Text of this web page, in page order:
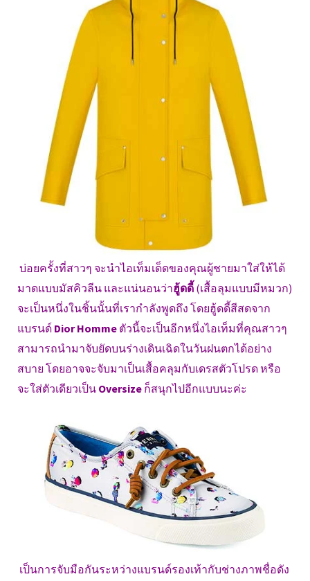
บ่อยครั้งที่สาวๆ จะนำไอเท็มเด็ดของคุณผู้ชายมาใส่ให้ได้
มาดแบบมัสคิวลีน และแน่นอนว่าฮู้ดดี้ (เสื้อลุมแบบมีหมวก)
จะเป็นหนึ่งในชิ้นนั้นที่เรากำลังพูดถึง โดยฮู้ดดี้สีสดจาก
แบรนด์ Dior Homme ตัวนี้จะเป็นอีกหนึ่งไอเท็มที่คุณสาวๆ
สามารถนำมาจับยัดบนร่างเดินเฉิดในวันฝนตกได้อย่าง
สบาย โดยอาจจะจับมาเป็นเสื้อคลุมกับเดรสตัวโปรด หรือ
จะใส่ตัวเดียวเป็น Oversize ก็สนุกไปอีกแบบนะค่ะ
เป็นการจับมือกันระหว่างแบรนด์รองเท้ากับช่างภาพชื่อดัง